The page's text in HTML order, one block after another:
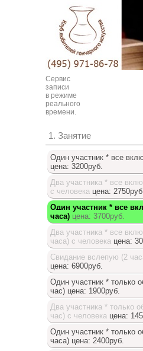
Сервис
записи
в режиме
реального
времени.
1. Занятие
Один участник * все
цена: 3200руб.
Два участника * все
с человекацена:
Один участник * все
часа)цена: 3700руб.
Два участника * все
часа) с человекацена:
Свидание вслепую (2
цена: 6900руб.
Один участник * только
час)цена: 1900руб.
Два участника * только
час) с человекацена:
Один участник * только
часа) цена: 2400руб.